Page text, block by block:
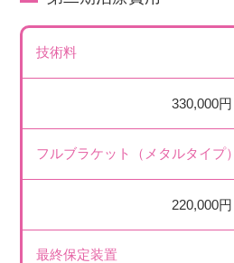
技術料
330,000円
フルブラケット（メタルタイプ）
220,000円
最終保定装置